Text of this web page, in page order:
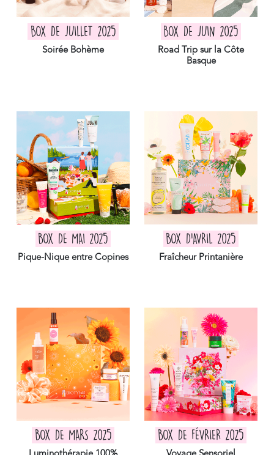
BOX DE JUILLET 2025
Soirée Bohème
BOX DE JUIN 2025
Road Trip sur la Côte
Basque
BOX DE MAI 2025
Pique-Nique entre Copines
BOX D'AVRIL 2025
Fraîcheur Printanière
BOX DE MARS 2025 BOX DE FÉVRIER 2025